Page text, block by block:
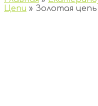
Цепи » Золотая